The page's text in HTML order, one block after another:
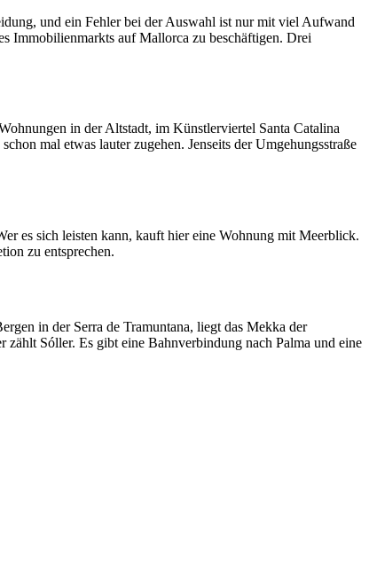
und ein Fehler bei der Auswahl ist nur mit viel Aufwand
Immobilienmarkts auf Mallorca zu beschäftigen. Drei
in der Altstadt, im Künstlerviertel Santa Catalina
mal etwas lauter zugehen. Jenseits der Umgehungsstraße
es sich leisten kann, kauft hier eine Wohnung mit Meerblick.
zu entsprechen.
in der Serra de Tramuntana, liegt das Mekka der
Sóller. Es gibt eine Bahnverbindung nach Palma und eine